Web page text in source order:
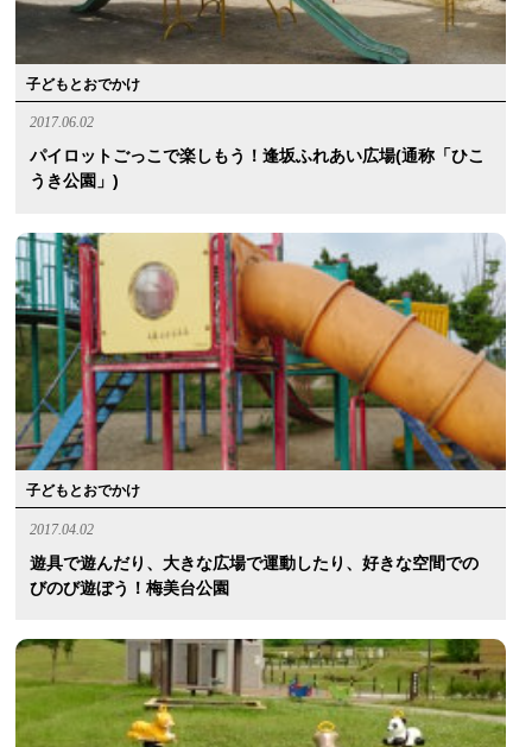
子どもとおでかけ
2017.06.02
パイロットごっこで楽しもう！逢坂ふれあい広場(通称「ひこ
うき公園」)
子どもとおでかけ
2017.04.02
遊具で遊んだり、大きな広場で運動したり、好きな空間での
びのび遊ぼう！梅美台公園